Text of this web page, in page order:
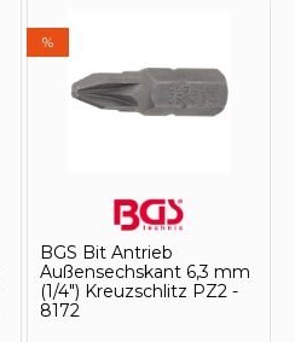
%
BGS Bit Antrieb
Außensechskant 6,3 mm
(1/4") Kreuzschlitz PZ2 -
8172